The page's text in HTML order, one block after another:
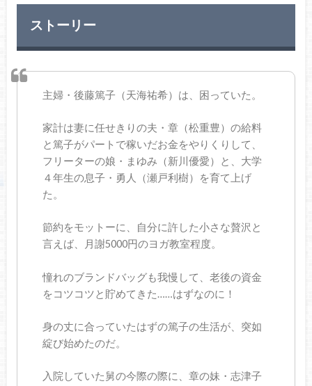
ストーリー
主婦・後藤篤子（天海祐希）は、困っていた。
家計は妻に任せきりの夫・章（松重豊）の給料
と篤子がパートで稼いだお金をやりくりして、
フリーターの娘・まゆみ（新川優愛）と、大学
４年生の息子・勇人（瀬戸利樹）を育て上げ
た。
節約をモットーに、自分に許した小さな贅沢と
言えば、月謝5000円のヨガ教室程度。
憧れのブランドバッグも我慢して、老後の資金
をコツコツと貯めてきた……はずなのに！
身の丈に合っていたはずの篤子の生活が、突如
綻び始めたのだ。
入院していた舅の今際の際に、章の妹・志津子